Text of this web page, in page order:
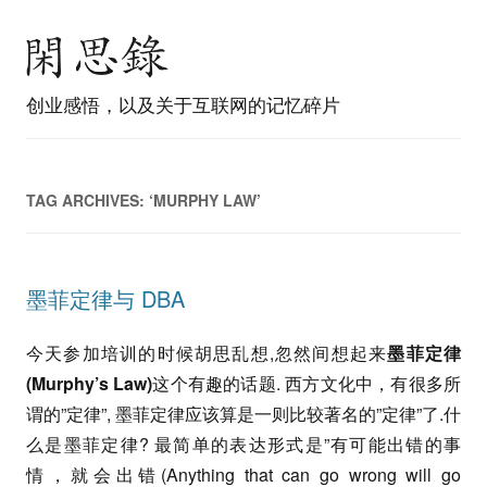
创业感悟，以及关于互联网的记忆碎片
TAG ARCHIVES: ‘MURPHY LAW’
墨菲定律与 DBA
今天参加培训的时候胡思乱想,忽然间想起来墨菲定律
(Murphy’s Law)这个有趣的话题. 西方文化中，有很多所
谓的”定律”, 墨菲定律应该算是一则比较著名的”定律”了.什
么是墨菲定律? 最简单的表达形式是”有可能出错的事
情，就会出错(Anything that can go wrong will go